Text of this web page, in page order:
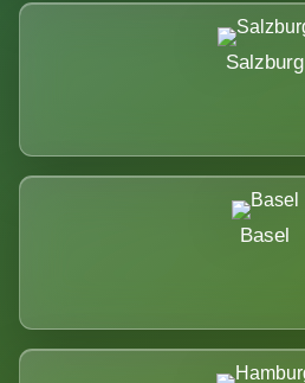
Salzburg
Basel